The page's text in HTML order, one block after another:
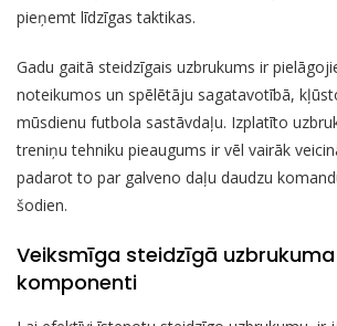
pieņemt līdzīgas taktikas.
Gadu gaitā steidzīgais uzbrukums ir
noteikumos un spēlētāju sagatavotībā,
mūsdienu futbola sastāvdaļu. Izplatīto
treniņu tehniku pieaugums ir vēl vairāk
padarot to par galveno daļu daudzu
šodien.
Veiksmīga steidzīgā
komponenti